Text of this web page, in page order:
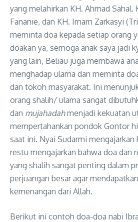
yang melahirkan KH. Ahmad Sahal.
Fananie, dan KH. Imam Zarkasyi
meminta doa kepada setiap orang
doakan ya, semoga anak saya jadi
yang lain, Beliau juga membawa
menghadap ulama dan meminta
dan tokoh masyarakat. Ini
orang shalih/ ulama sangat
dan mujahadahmenjadi kekuatan
mempertahankan pondok Gontor
saat ini. Nyai Sudarmi
restu mengajarkan bahwa doa dan
yang shalih sangat penting dalam
perjuangan besar agar
kemenangan dari Allah.
Berikut ini contoh doa-doa nabi